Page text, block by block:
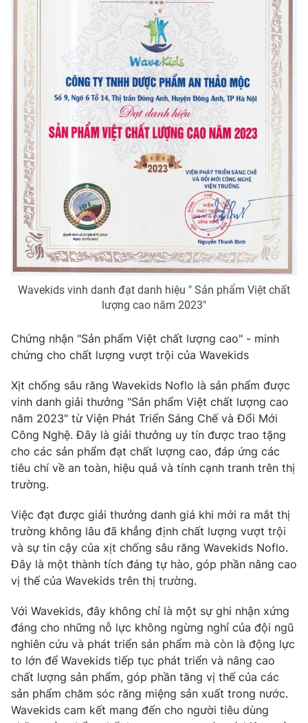
Tổng Biên tập:
Phó Tổng Biên tập:
Nguyễn Thị Mỹ Hạnh, Phạm Quốc Thắng,
Nguyễn Trọng Ninh
Tổng đài VTV:
024.38 355 931 - 024.38 355 932
Ðiện thoại Thời báo VTV:024.66 897 897
Email:
toasoan@vtv.vn
Liên hệ quảng cáo:024-7300.7108
thuận bằng văn bản. Ghi rõ nguồn VTV.vn khi phát hành lại
thông tin từ website này.
Wavekids vinh danh đạt danh hiệu " Sản phẩm Việt chất
lượng cao năm 2023"
Chứng nhận "Sản phẩm Việt chất lượng cao" - minh
chứng cho chất lượng vượt trội của Wavekids
Xịt chống sâu răng Wavekids Noflo là sản phẩm được
vinh danh giải thưởng "Sản phẩm Việt chất lượng cao
năm 2023" từ Viện Phát Triển Sáng Chế và Đổi Mới
Công Nghệ. Đây là giải thưởng uy tín được trao tặng
cho các sản phẩm đạt chất lượng cao, đáp ứng các
tiêu chí về an toàn, hiệu quả và tính cạnh tranh trên thị
trường.
Việc đạt được giải thưởng danh giá khi mới ra mắt thị
trường không lâu đã khẳng định chất lượng vượt trội
và sự tin cậy của xịt chống sâu răng Wavekids Noflo.
Đây là một thành tích đáng tự hào, góp phần nâng cao
vị thế của Wavekids trên thị trường.
Với Wavekids, đây không chỉ là một sự ghi nhận xứng
đáng cho những nỗ lực không ngừng nghỉ của đội ngũ
nghiên cứu và phát triển sản phẩm mà còn là động lực
to lớn để Wavekids tiếp tục phát triển và nâng cao
chất lượng sản phẩm, góp phần tăng vị thế của các
sản phẩm chăm sóc răng miệng sản xuất trong nước.
Wavekids cam kết mang đến cho người tiêu dùng